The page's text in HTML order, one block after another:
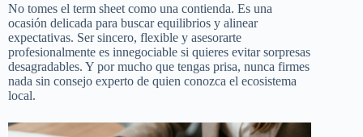
No tomes el term sheet como una contienda. Es una
ocasión delicada para buscar equilibrios y alinear
expectativas. Ser sincero, flexible y asesorarte
profesionalmente es innegociable si quieres evitar sorpresas
desagradables. Y por mucho que tengas prisa, nunca firmes
nada sin consejo experto de quien conozca el ecosistema
local.